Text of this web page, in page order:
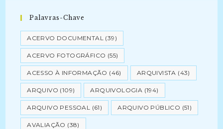
Palavras-Chave
ACERVO DOCUMENTAL (39)
ACERVO FOTOGRÁFICO (55)
ACESSO À INFORMAÇÃO (46) ARQUIVISTA (43)
ARQUIVO (109) ARQUIVOLOGIA (194)
ARQUIVO PESSOAL (61) ARQUIVO PÚBLICO (51)
AVALIAÇÃO (38)